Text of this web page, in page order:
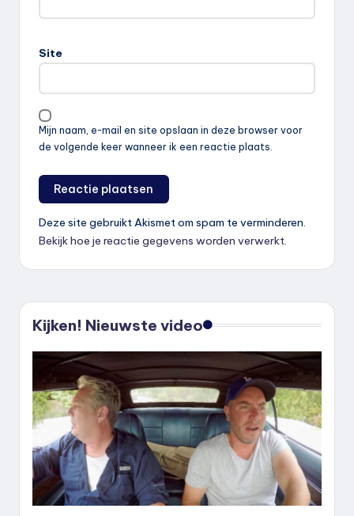
Site
Mijn naam, e-mail en site opslaan in deze browser voor
de volgende keer wanneer ik een reactie plaats.
Deze site gebruikt Akismet om spam te verminderen.
Bekijk hoe je reactie gegevens worden verwerkt.
Kijken! Nieuwste video